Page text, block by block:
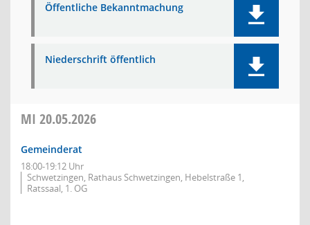
Öffentliche Bekanntmachung
Niederschrift öffentlich
MI 20.05.2026
Gemeinderat
18:00-19:12 Uhr
Schwetzingen, Rathaus Schwetzingen, Hebelstraße 1,
Ratssaal, 1. OG